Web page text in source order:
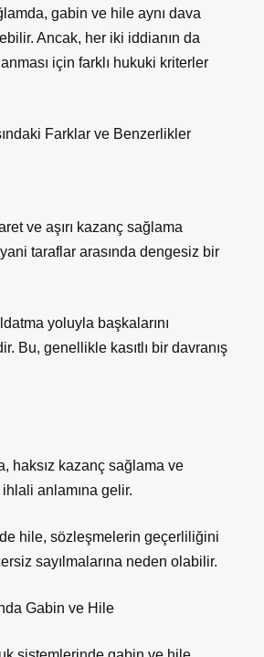
gabin ve hile aynı dava
Ancak, her iki iddianın da
için farklı hukuki kriterler
Farklar ve Benzerlikler
ve aşırı kazanç sağlama
taraflar arasında dengesiz bir
yoluyla başkalarını
Bu, genellikle kasıtlı bir davranış
haksız kazanç sağlama ve
anlamına gelir.
hile, sözleşmelerin geçerliliğini
sayılmalarına neden olabilir.
Gabin ve Hile